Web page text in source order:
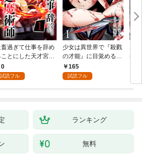
過ぎて仕事を辞め
ことにした天才宮廷
術師～辺境の地でス
ライフを夢見る
0
試読フル
少女は異世界で『殺戮
の才能』に目覚める
(話売り) #1
165
試読フル
者
ランキング
無料